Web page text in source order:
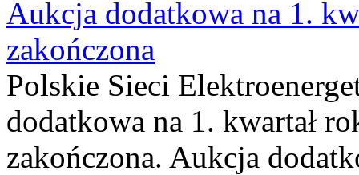
Aukcja dodatkowa na 1.
zakończona
Polskie Sieci
dodatkowa na 1. kwartał
zakończona. Aukcja